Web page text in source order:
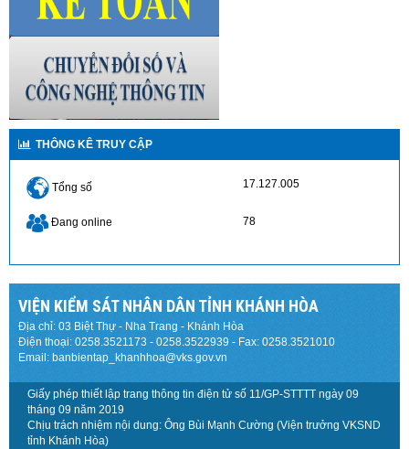
THÔNG KÊ TRUY CẬP
Tổng số 17.127.005
Đang online 78
VIỆN KIỂM SÁT NHÂN DÂN TỈNH KHÁNH HÒA
Địa chỉ: 03 Biệt Thự - Nha Trang - Khánh Hòa
Điện thoại: 0258.3521173 - 0258.3522939 - Fax: 0258.3521010
Email: banbientap_khanhhoa@vks.gov.vn
Giấy phép thiết lập trang thông tin điện tử số 11/GP-STTTT ngày 09
tháng 09 năm 2019
Chịu trách nhiệm nội dung: Ông Bùi Mạnh Cường (Viện trưởng VKSND
tỉnh Khánh Hòa)